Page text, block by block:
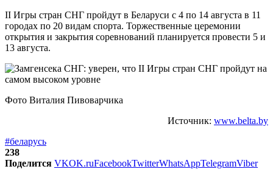
II Игры стран СНГ пройдут в Беларуси с 4 по 14 августа в 11
городах по 20 видам спорта. Торжественные церемонии
открытия и закрытия соревнований планируется провести 5 и
13 августа.
Фото Виталия Пивоварчика
Источник: www.belta.by
#беларусь
238
Поделится VKOK.ruFacebookTwitterWhatsAppTelegramViber